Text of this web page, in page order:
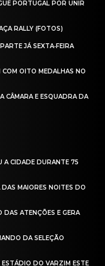
PORTUGAL POR UNIR
RALLY (FOTOS)
JÁ SEXTA‑FEIRA
COM OITO MEDALHAS NO
CÂMARA E ESQUADRA DA
A CIDADE DURANTE 75
MAIORES NOITES DO
DAS ATENÇÕES E GERA
DA SELEÇÃO
ESTÁDIO DO VARZIM ESTE